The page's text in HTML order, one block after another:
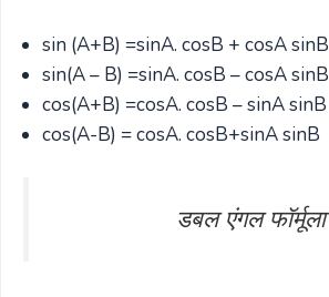
sin (A+B) =sinA. cosB + cosA sinB
sin(A – B) =sinA. cosB – cosA sinB
cos(A+B) =cosA. cosB – sinA sinB
cos(A-B) = cosA. cosB+sinA sinB
डबल एंगल फॉर्मूला